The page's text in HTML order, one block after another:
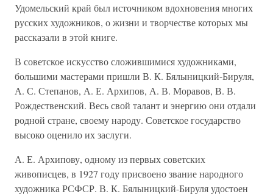
Удомельский край был источником вдохновения многих
русских художников, о жизни и творчестве которых мы
рассказали в этой книге.
В советское искусство сложившимися художниками,
большими мастерами пришли В. К. Бялыницкий-Бируля,
А. С. Степанов, А. Е. Архипов, А. В. Моравов, В. В.
Рождественский. Весь свой талант и энергию они отдали
родной стране, своему народу. Советское государство
высоко оценило их заслуги.
А. Е. Архипову, одному из первых советских
живописцев, в 1927 году присвоено звание народного
художника РСФСР. В. К. Бялыницкий-Бируля удостоен